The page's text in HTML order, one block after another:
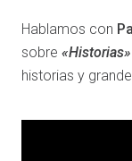
Hablamos con
sobre «Historias»
historias y